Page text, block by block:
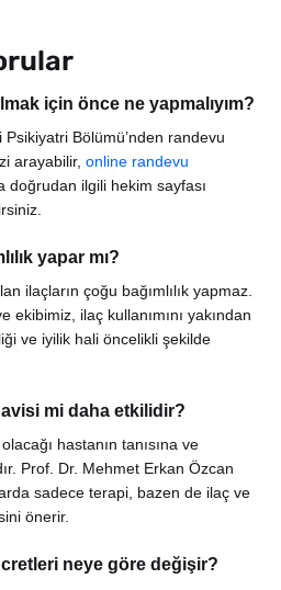
için önce ne yapmalıyım?
Psikiyatri Bölümü’nden randevu
arayabilir,online randevu
doğrudan ilgili hekim sayfası
yapar mı?
ilaçların çoğu bağımlılık yapmaz.
ekibimiz, ilaç kullanımını yakından
ve iyilik hali öncelikli şekilde
mi daha etkilidir?
hastanın tanısına ve
Prof. Dr. Mehmet Erkan Özcan
sadece terapi, bazen de ilaç ve
önerir.
neye göre değişir?